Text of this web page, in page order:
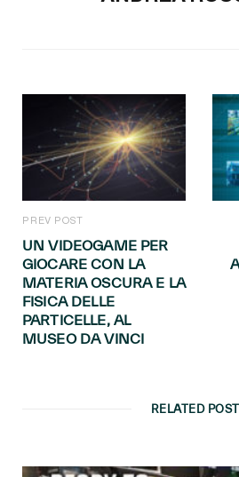
PREV POST
UN VIDEOGAME PER
GIOCARE CON LA
MATERIA OSCURA E LA
FISICA DELLE
PARTICELLE, AL
MUSEO DA VINCI
RELATED